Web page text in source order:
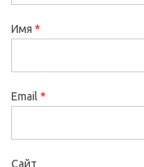
Имя *
Email *
Сайт